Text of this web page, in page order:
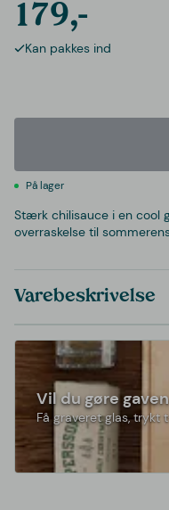
179,-
Kan pakkes ind
På lager
Stærk chilisauce i en cool
overraskelse til
Varebeskrivelse
Vil du gøre
Få graveret glas, trykt